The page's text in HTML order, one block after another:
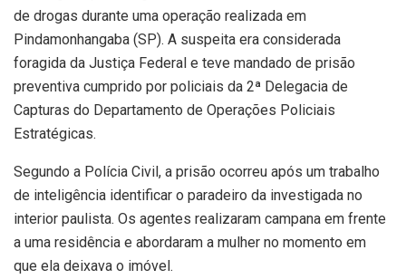
de drogas durante uma operação realizada em
Pindamonhangaba (SP). A suspeita era considerada
foragida da Justiça Federal e teve mandado de prisão
preventiva cumprido por policiais da 2ª Delegacia de
Capturas do Departamento de Operações Policiais
Estratégicas.
Segundo a Polícia Civil, a prisão ocorreu após um trabalho
de inteligência identificar o paradeiro da investigada no
interior paulista. Os agentes realizaram campana em frente
a uma residência e abordaram a mulher no momento em
que ela deixava o imóvel.